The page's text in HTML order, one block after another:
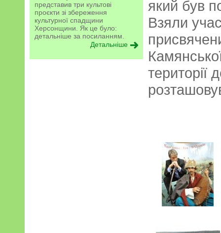
представив три культові
проєкти зі збереження
культурної спадщини
Херсонщини. Як це було:
детальніше за посиланням.
Детальніше
який був
Взяли
території